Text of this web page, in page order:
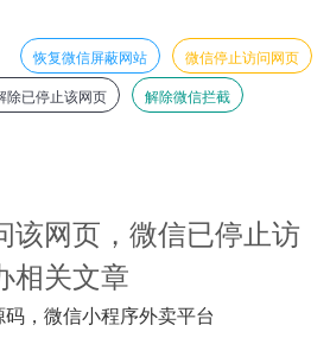
恢复微信屏蔽网站
微信停止访问网页
除已停止该网页 解除微信拦截
该网页，微信已停止访
相关文章
，微信小程序外卖平台